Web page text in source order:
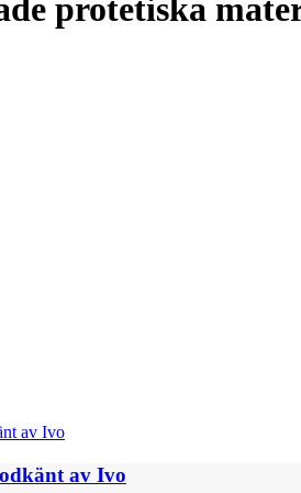
protetiska
av Ivo